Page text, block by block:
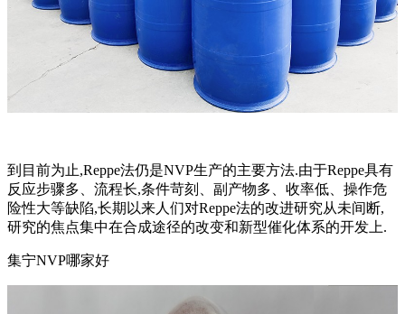
到目前为止,Reppe法仍是NVP生产的主要方法.由于Reppe具有
反应步骤多、流程长,条件苛刻、副产物多、收率低、操作危
险性大等缺陷,长期以来人们对Reppe法的改进研究从未间断,
研究的焦点集中在合成途径的改变和新型催化体系的开发上.
集宁NVP哪家好